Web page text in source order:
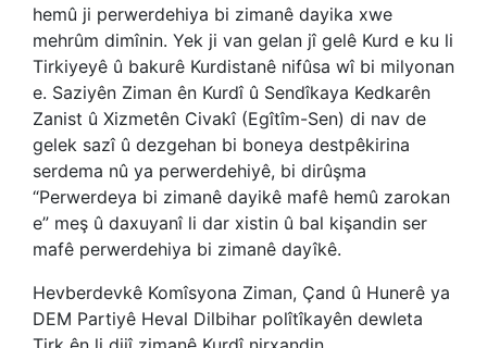
hemû ji perwerdehiya bi zimanê dayika xwe
mehrûm dimînin. Yek ji van gelan jî gelê Kurd e ku li
Tirkiyeyê û bakurê Kurdistanê nifûsa wî bi milyonan
e. Saziyên Ziman ên Kurdî û Sendîkaya Kedkarên
Zanist û Xizmetên Civakî (Egîtîm-Sen) di nav de
gelek sazî û dezgehan bi boneya destpêkirina
serdema nû ya perwerdehiyê, bi dirûşma
“Perwerdeya bi zimanê dayikê mafê hemû zarokan
e” meş û daxuyanî li dar xistin û bal kişandin ser
mafê perwerdehiya bi zimanê dayîkê.
Hevberdevkê Komîsyona Ziman, Çand û Hunerê ya
DEM Partiyê Heval Dilbihar polîtîkayên dewleta